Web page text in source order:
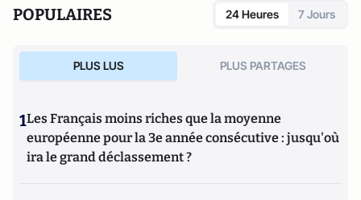
POPULAIRES 24 Heures 7 Jours
PLUS LUS PLUS PARTAGES
1Les Français moins riches que la moyenne
européenne pour la 3e année consécutive : jusqu'où
ira le grand déclassement ?